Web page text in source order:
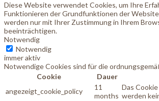
Diese Website verwendet Cookies, um Ihre
Funktionieren der Grundfunktionen der
werden nur mit Ihrer Zustimmung in Ihrem
beeinträchtigen.
Notwendig
Notwendig
immer aktiv
Notwendige Cookies sind für die
Cookie
Dauer
angezeigt_cookie_policy
11
months
Das
werden